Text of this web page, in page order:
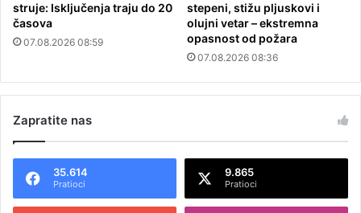
struje: Isključenja traju do 20
časova
07.08.2026 08:59
stepeni, stižu pljuskovi i
olujni vetar – ekstremna
opasnost od požara
07.08.2026 08:36
Zapratite nas
35.614
Pratioci
9.865
Pratioci